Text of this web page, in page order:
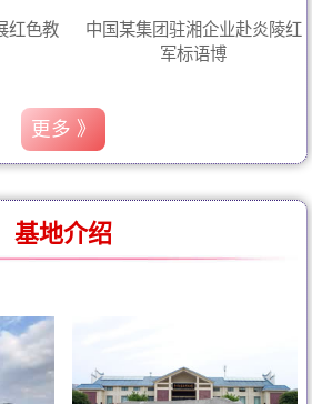
红色教
中国某集团驻湘企业赴炎陵红
军标语博
更多 》
基地介绍